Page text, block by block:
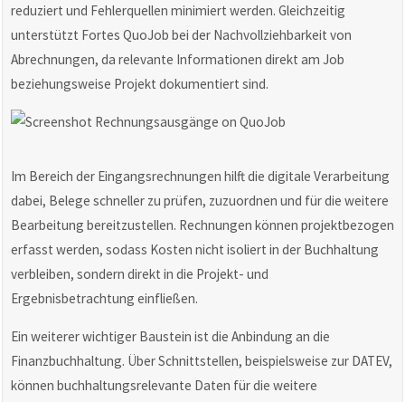
reduziert und Fehlerquellen minimiert werden. Gleichzeitig
unterstützt Fortes QuoJob bei der Nachvollziehbarkeit von
Abrechnungen, da relevante Informationen direkt am Job
beziehungsweise Projekt dokumentiert sind.
Im Bereich der Eingangsrechnungen hilft die digitale Verarbeitung
dabei, Belege schneller zu prüfen, zuzuordnen und für die weitere
Bearbeitung bereitzustellen. Rechnungen können projektbezogen
erfasst werden, sodass Kosten nicht isoliert in der Buchhaltung
verbleiben, sondern direkt in die Projekt- und
Ergebnisbetrachtung einfließen.
Ein weiterer wichtiger Baustein ist die Anbindung an die
Finanzbuchhaltung. Über Schnittstellen, beispielsweise zur DATEV,
können buchhaltungsrelevante Daten für die weitere